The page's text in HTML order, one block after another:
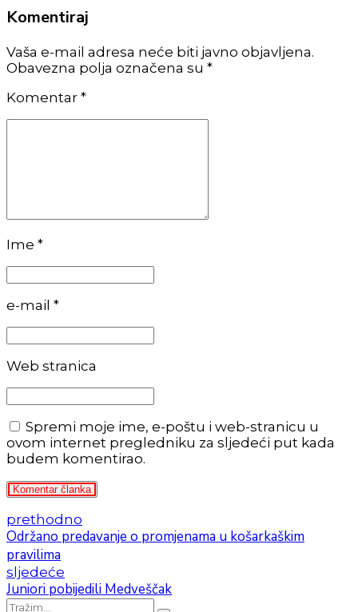
Komentiraj
Vaša e-mail adresa neće biti javno objavljena.
Obavezna polja označena su *
Komentar *
Ime *
e-mail *
Web stranica
Spremi moje ime, e-poštu i web-stranicu u
ovom internet pregledniku za sljedeći put kada
budem komentirao.
Komentar članka
prethodno
Održano predavanje o promjenama u košarkaškim
pravilima
sljedeće
Juniori pobijedili Medveščak